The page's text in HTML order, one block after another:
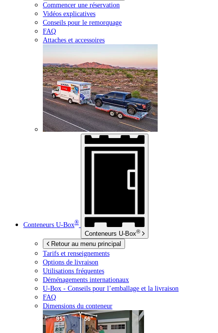
Commencer une réservation
Vidéos explicatives
Conseils pour le remorquage
FAQ
Attaches et accessoires
Conteneurs U-Box®
Conteneurs U-Box®
Retour au menu principal
Tarifs et renseignements
Options de livraison
Utilisations fréquentes
Déménagements internationaux
U-Box - Conseils pour l’emballage et la livraison
FAQ
Dimensions du conteneur